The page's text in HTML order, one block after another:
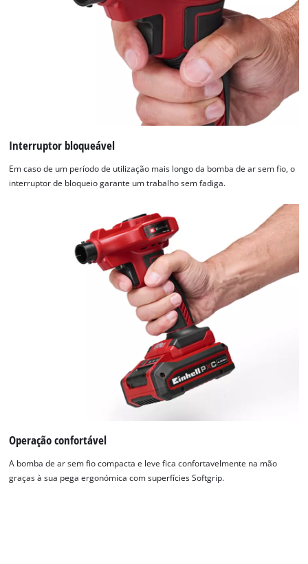
Precisamos do seu consentimento para
carregar o serviço Google Maps!
to trackers that are not disclosed to the
the site with their CMP to add this content
to the list of technologies used.
Interruptor bloqueável
Em caso de um período de utilização mais longo da bomba de ar sem fio, o
interruptor de bloqueio garante um trabalho sem fadiga.
Operação confortável
A bomba de ar sem fio compacta e leve fica confortavelmente na mão
graças à sua pega ergonómica com superfícies Softgrip.